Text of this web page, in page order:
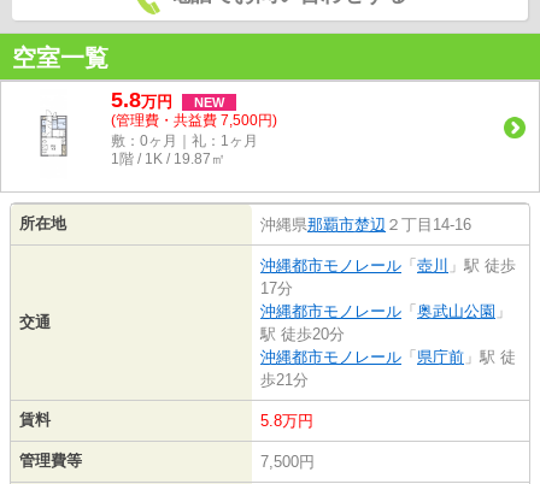
空室一覧
5.8万円 NEW
(管理費・共益費 7,500円)
敷：0ヶ月｜礼：1ヶ月
1階 / 1K / 19.87㎡
所在地 沖縄県那覇市楚辺 ２丁目14-16
交通
沖縄都市モノレール 「 壺川 」駅 徒歩
17分
沖縄都市モノレール 「 奥武山公園 」
駅 徒歩20分
沖縄都市モノレール 「 県庁前 」駅 徒
歩21分
賃料 5.8万円
管理費等 7,500円